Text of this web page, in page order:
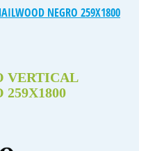
NEGRO 259X1800
VERTICAL